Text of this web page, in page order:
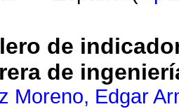
de
de
Moreno, Edgar